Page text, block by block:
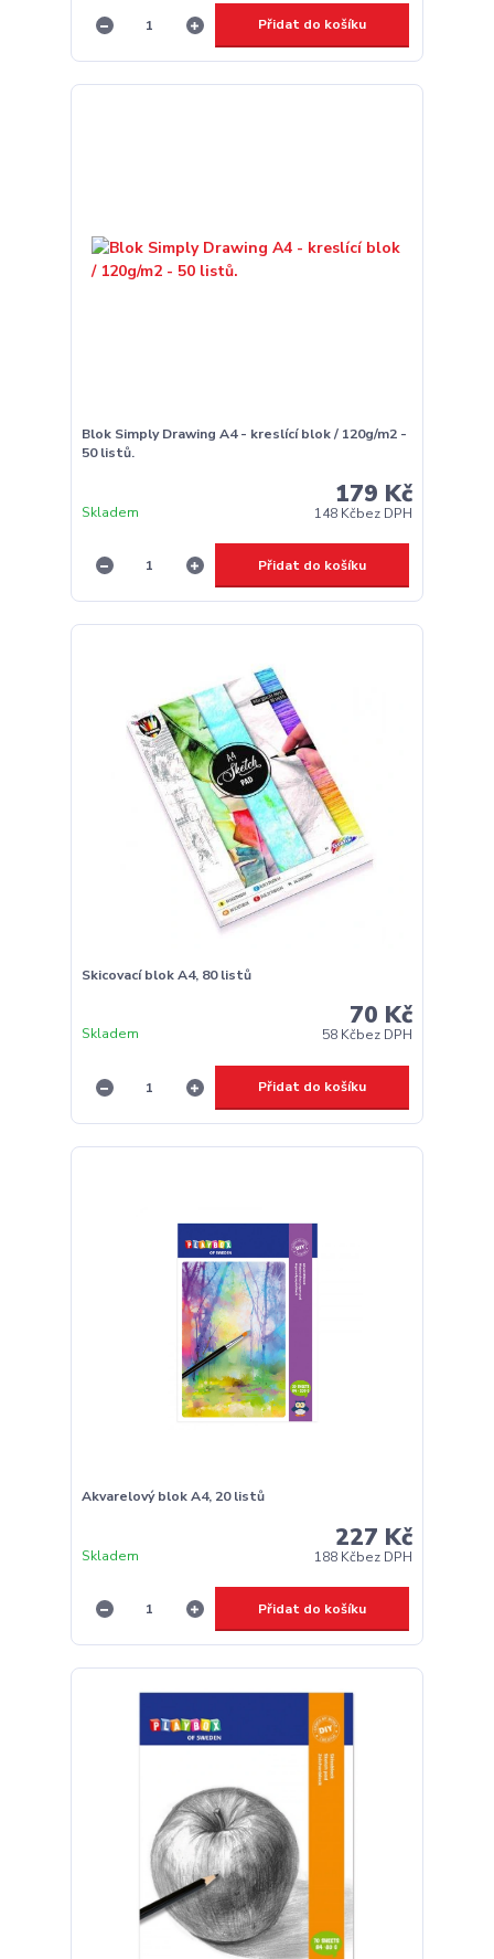
Přidat do košíku
Blok Simply Drawing A4 - kreslící blok / 120g/m2 -
50 listů.
179 Kč
148 Kčbez DPH
Skladem
Přidat do košíku
Skicovací blok A4, 80 listů
70 Kč
58 Kčbez DPH
Skladem
Přidat do košíku
Akvarelový blok A4, 20 listů
227 Kč
188 Kčbez DPH
Skladem
Přidat do košíku